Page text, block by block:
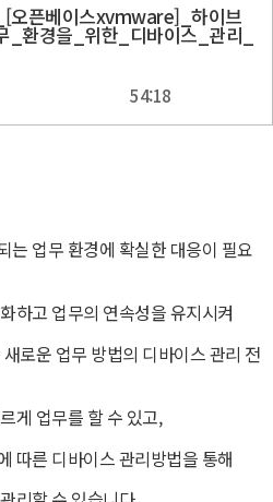
오픈베이스xvmware]_하이브
_환경을_위한_디바이스_관리_
54:18
는 업무 환경에 확실한 대응이 필요
하고 업무의 연속성을 유지시켜
로운 업무 방법의 디바이스 관리 전
게 업무를 할 수 있고,
따른 디바이스 관리방법을 통해